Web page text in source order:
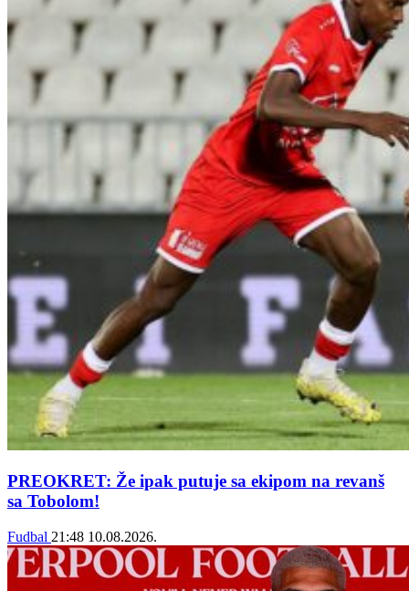
PREOKRET: Že ipak putuje sa ekipom na revanš
sa Tobolom!
Fudbal 21:48 10.08.2026.